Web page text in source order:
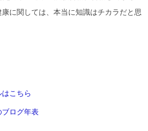
に関しては、本当に知識はチカラだと思
こちら
ブログ年表